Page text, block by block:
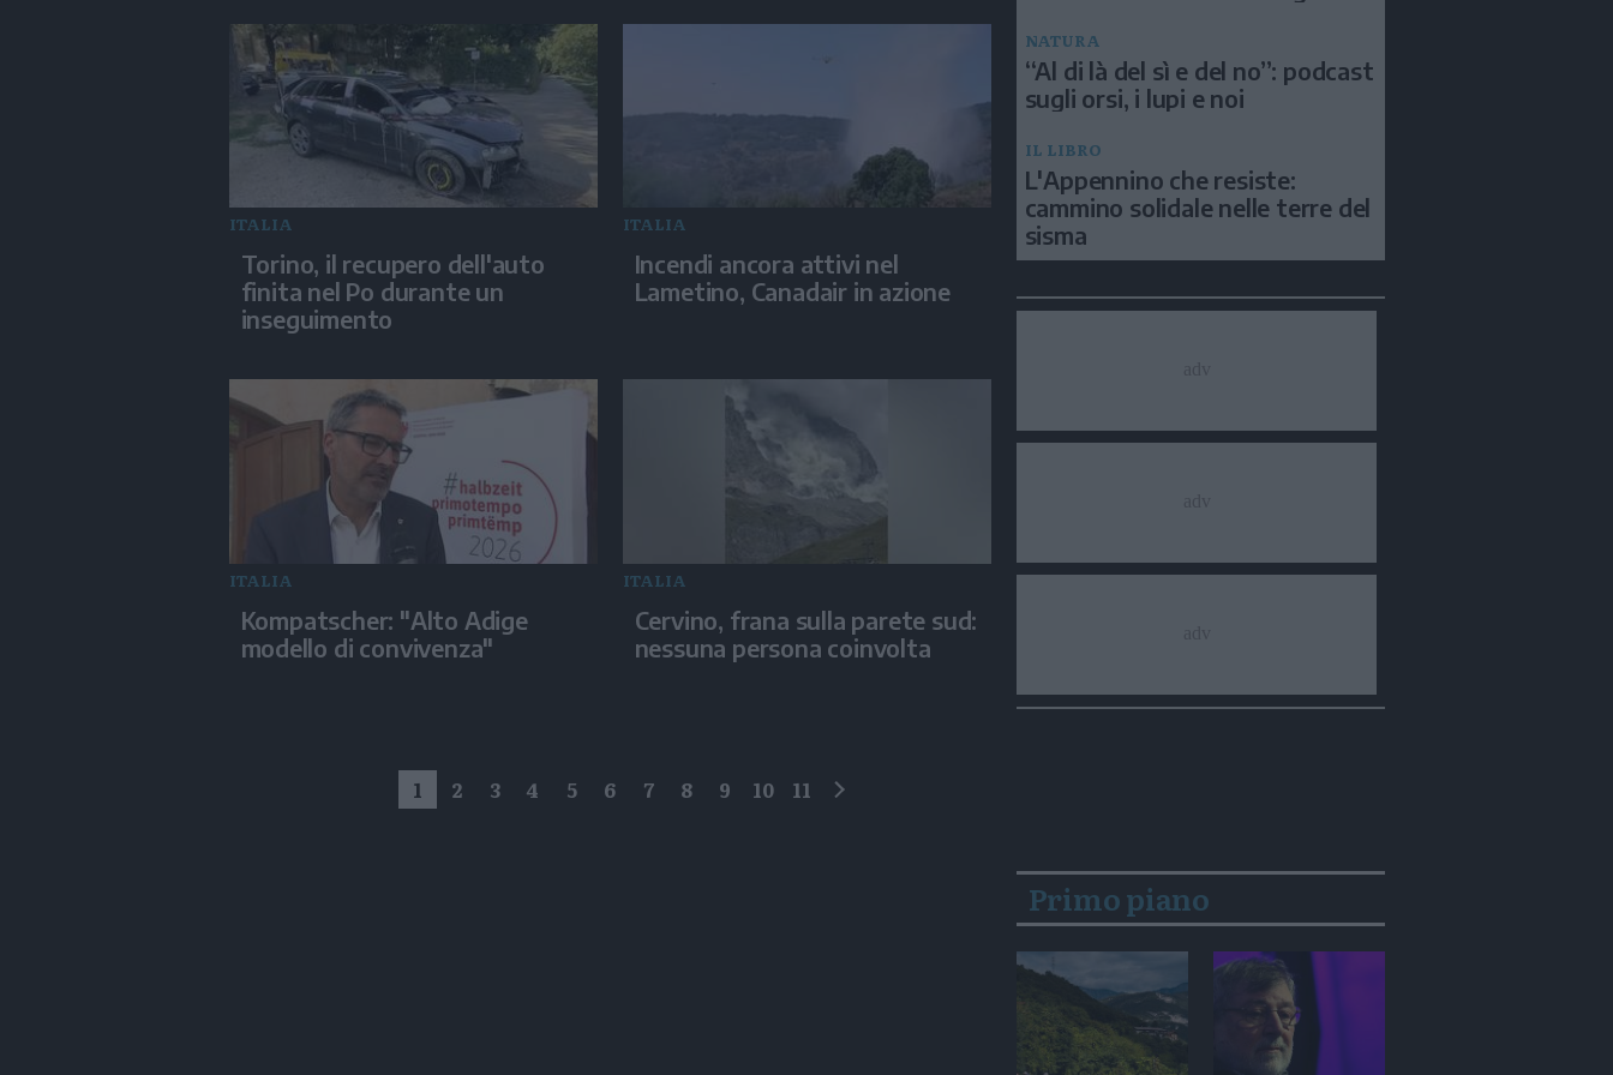
ITALIA
Torino, il recupero dell'auto
finita nel Po durante un
inseguimento
ITALIA
Incendi ancora attivi nel
Lametino, Canadair in azione
ITALIA
Kompatscher: "Alto Adige
modello di convivenza"
ITALIA
Cervino, frana sulla parete sud:
nessuna persona coinvolta
1 2 3 4 5 6 7 8 9 10 11
NATURA
“Al di là del sì e del no”: podcast
sugli orsi, i lupi e noi
IL LIBRO
L'Appennino che resiste:
cammino solidale nelle terre del
sisma
Primo piano